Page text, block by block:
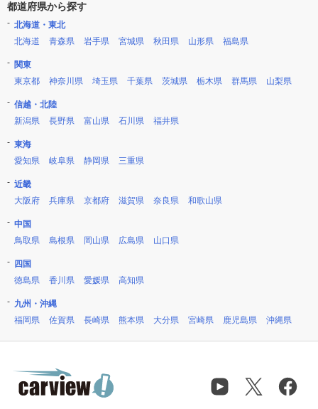
都道府県から探す
北海道・東北
北海道
青森県 岩手県 宮城県 秋田県 山形県 福島県
関東
東京都
神奈川県 埼玉県 千葉県 茨城県 栃木県 群馬県 山梨県
信越・北陸
新潟県
長野県 富山県 石川県 福井県
東海
愛知県
岐阜県 静岡県 三重県
近畿
大阪府
兵庫県 京都府 滋賀県 奈良県 和歌山県
中国
鳥取県
島根県 岡山県 広島県 山口県
四国
徳島県
香川県 愛媛県 高知県
九州・沖縄
福岡県
佐賀県 長崎県 熊本県 大分県 宮崎県 鹿児島県 沖縄県